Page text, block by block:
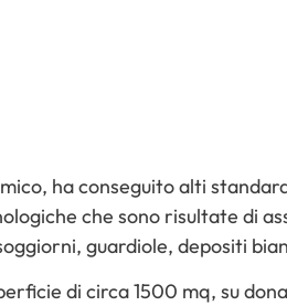
ha conseguito alti
che sono risultate di
guardiole, depositi
di circa 1500 mq, su